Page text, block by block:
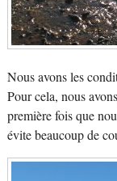
Nous avons les
Pour cela, nous
première fois que
évite beaucoup de